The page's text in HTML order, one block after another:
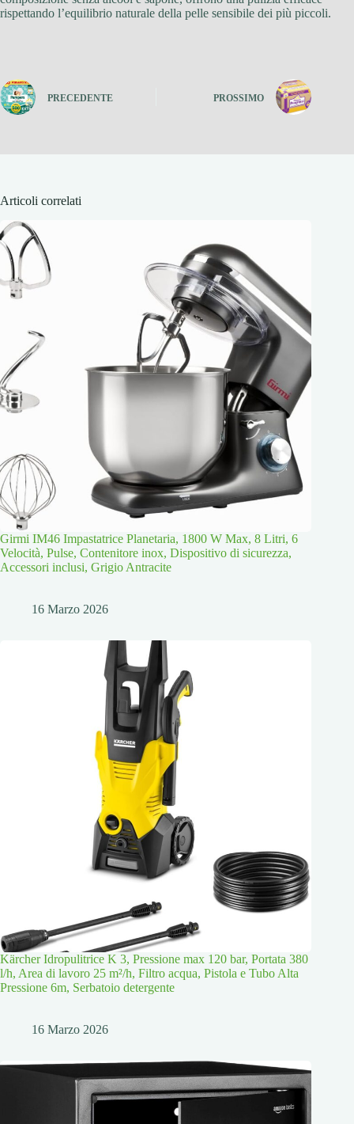
rispettando l’equilibrio naturale della pelle sensibile dei più piccoli.
PRECEDENTE PROSSIMO
Articoli correlati
Girmi IM46 Impastatrice Planetaria, 1800 W Max, 8 Litri, 6
Velocità, Pulse, Contenitore inox, Dispositivo di sicurezza,
Accessori inclusi, Grigio Antracite
16 Marzo 2026
Kärcher Idropulitrice K 3, Pressione max 120 bar, Portata 380
l/h, Area di lavoro 25 m²/h, Filtro acqua, Pistola e Tubo Alta
Pressione 6m, Serbatoio detergente
16 Marzo 2026